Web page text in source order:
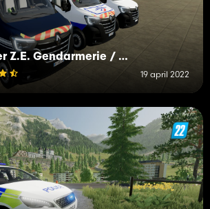
Renault Master Z.E. Gendarmerie / Police
19 april 2022